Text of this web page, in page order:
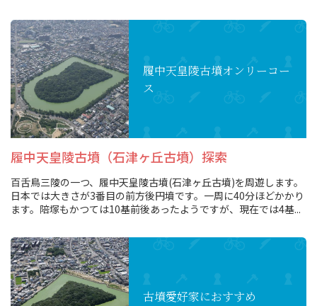
履中天皇陵古墳オンリーコー
ス
履中天皇陵古墳（石津ヶ丘古墳）探索
百舌鳥三陵の一つ、履中天皇陵古墳(石津ヶ丘古墳)を周遊します。
日本では大きさが3番目の前方後円墳です。一周に40分ほどかかり
ます。陪塚もかつては10基前後あったようですが、現在では4基...
古墳愛好家におすすめ